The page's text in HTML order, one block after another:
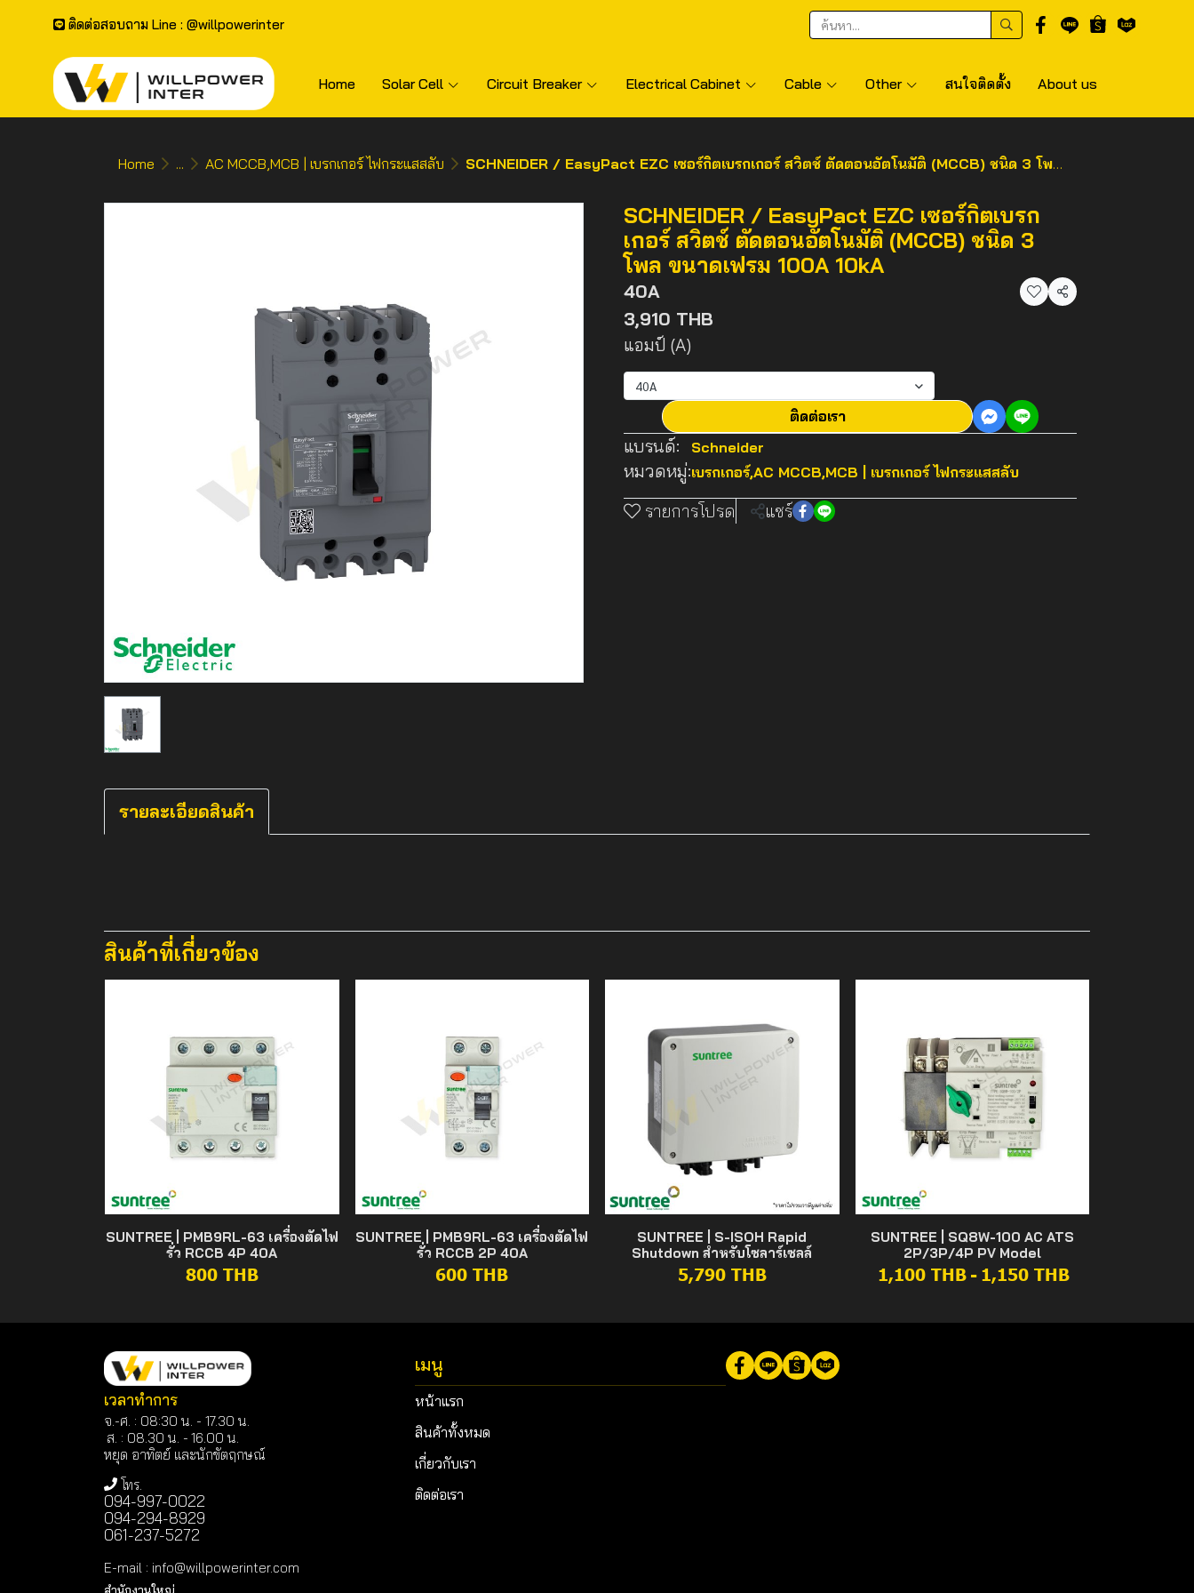
ติดต่อสอบถาม Line : @willpowerinter
Home Solar Cell Circuit Breaker Electrical Cabinet Cable Other สนใจติดตั้ง About us
Home ... AC MCCB,MCB | เบรกเกอร์ ไฟกระแสสลับ SCHNEIDER / EasyPact EZC เซอร์กิตเบรกเกอร์ สวิตช์ ตัดตอนอัตโนมัติ (MCCB) ชนิด 3 โพล ขนาดเฟรม 100A 10kA
SCHNEIDER / EasyPact EZC เซอร์กิตเบรก
เกอร์ สวิตช์ ตัดตอนอัตโนมัติ (MCCB) ชนิด 3
โพล ขนาดเฟรม 100A 10kA
40A แชร์
3,910 THB
แอมป์ (A)
40A
ติดต่อเรา
แบรนด์: Schneider
หมวดหมู่:เบรกเกอร์,AC MCCB,MCB | เบรกเกอร์ ไฟกระแสสลับ
รายการโปรด แชร์
รายละเอียดสินค้า
สินค้าที่เกี่ยวข้อง
SUNTREE | PMB9RL-63 เครื่องตัดไฟ
รั่ว RCCB 4P 40A
800 THB
SUNTREE | PMB9RL-63 เครื่องตัดไฟ
รั่ว RCCB 2P 40A
600 THB
SUNTREE | S-ISOH Rapid
Shutdown สำหรับโซลาร์เซลล์
5,790 THB
SUNTREE | SQ8W-100 AC ATS
2P/3P/4P PV Model
1,100 THB - 1,150 THB
เวลาทำการ
จ.-ศ. : 08:30 น. - 17.30 น.
ส. : 08.30 น. - 16.00 น.
หยุด อาทิตย์ และนักขัตฤกษณ์
โทร.
094-997-0022
094-294-8929
061-237-5272
E-mail : info@willpowerinter.com
สำนักงานใหญ่
เมนู
หน้าแรก
สินค้าทั้งหมด
เกี่ยวกับเรา
ติดต่อเรา